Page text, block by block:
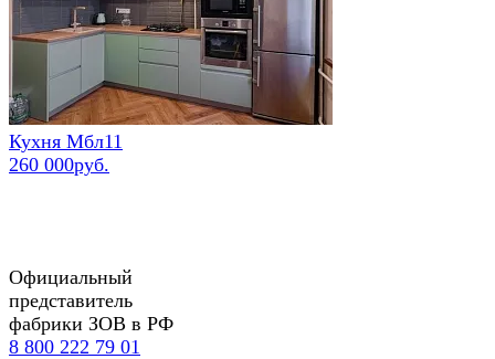
Кухня Мбл11
260 000руб.
Официальный
представитель
фабрики ЗОВ в РФ
8 800 222 79 01